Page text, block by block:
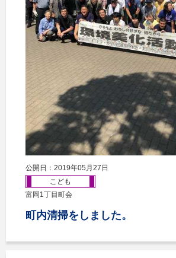
公開日：2019年05月27日
こども
富岡1丁目町会
町内清掃をしました。